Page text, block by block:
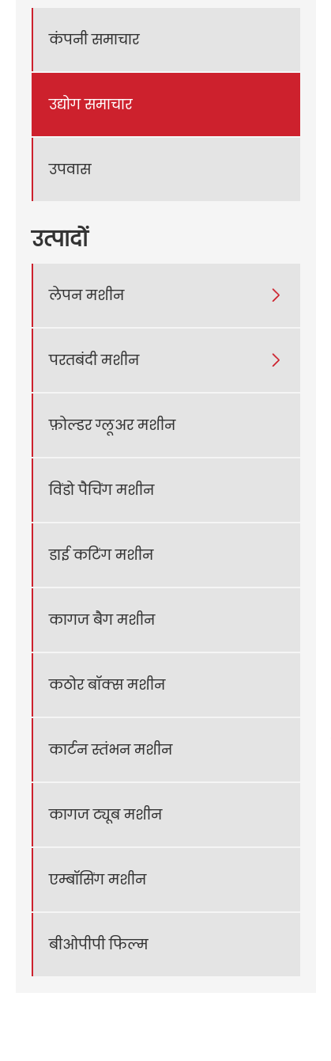
कंपनी समाचार
उद्योग समाचार
उपवास
उत्पादों
लेपन मशीन 
परतबंदी मशीन 
फ़ोल्डर ग्लूअर मशीन
विंडो पैचिंग मशीन
डाई कटिंग मशीन
कागज बैग मशीन
कठोर बॉक्स मशीन
कार्टन स्तंभन मशीन
कागज ट्यूब मशीन
एम्बॉसिंग मशीन
बीओपीपी फिल्म